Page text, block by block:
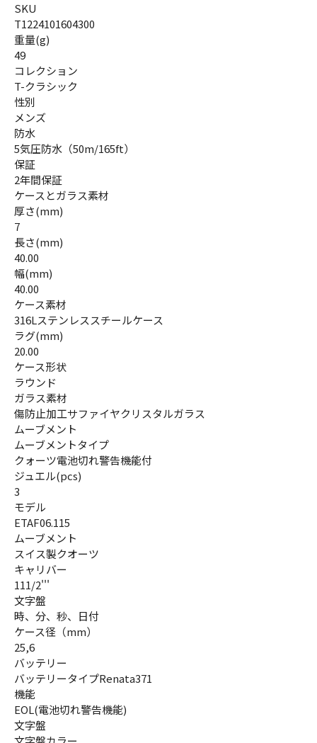
SKU
T1224101604300
重量(g)
49
コレクション
T-クラシック
性別
メンズ
防水
5気圧防水（50m/165ft）
保証
2年間保証
ケースとガラス素材
厚さ(mm)
7
長さ(mm)
40.00
幅(mm)
40.00
ケース素材
316Lステンレススチールケース
ラグ(mm)
20.00
ケース形状
ラウンド
ガラス素材
傷防止加工サファイヤクリスタルガラス
ムーブメント
ムーブメントタイプ
クォーツ電池切れ警告機能付
ジュエル(pcs)
3
モデル
ETAF06.115
ムーブメント
スイス製クオーツ
キャリバー
111/2'''
文字盤
時、分、秒、日付
ケース径（mm）
25,6
バッテリー
バッテリータイプRenata371
機能
EOL(電池切れ警告機能)
文字盤